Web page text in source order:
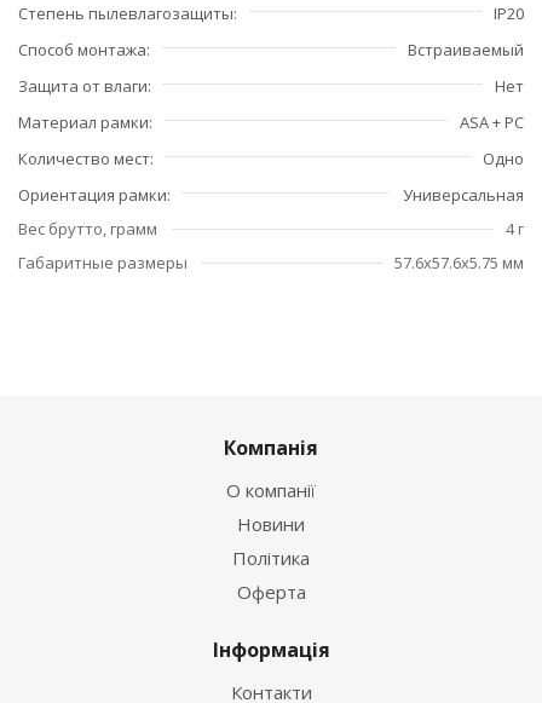
Степень пылевлагозащиты
IP20
Способ монтажа
Встраиваемый
Защита от влаги
Нет
Материал рамки
ASA + PC
Количество мест
Одно
Ориентация рамки
Универсальная
Вес брутто, грамм
4 г
Габаритные размеры
57.6x57.6x5.75 мм
Компанія
О компанії
Новини
Політика
Оферта
Інформація
Контакти